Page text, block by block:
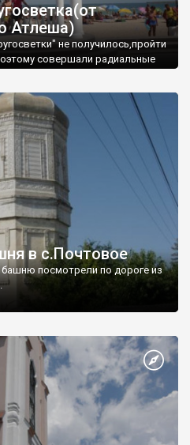
Атлеша)
не получилось,пройти
совершали радиальные
в с.Почтовое
посмотрели по дороге из